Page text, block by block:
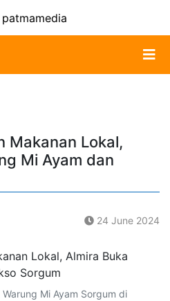
Makanan Lokal,
Mi Ayam dan
24 June 2024
Mi Ayam Sorgum di